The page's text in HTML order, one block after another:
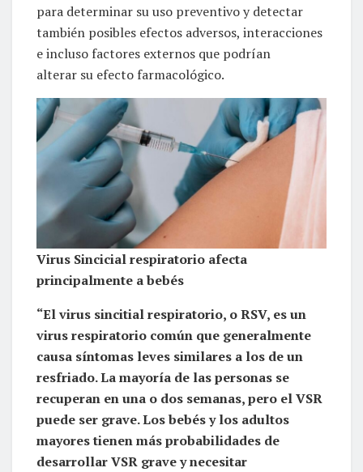
para determinar su uso preventivo y detectar
también posibles efectos adversos, interacciones
e incluso factores externos que podrían
alterar su efecto farmacológico.
Virus Sincicial respiratorio afecta
principalmente a bebés
“El virus sincitial respiratorio, o RSV, es un
virus respiratorio común que generalmente
causa síntomas leves similares a los de un
resfriado. La mayoría de las personas se
recuperan en una o dos semanas, pero el VSR
puede ser grave. Los bebés y los adultos
mayores tienen más probabilidades de
desarrollar VSR grave y necesitar